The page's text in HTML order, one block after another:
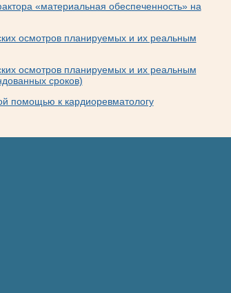
«материальная обеспеченность» на
осмотров планируемых и их реальным
осмотров планируемых и их реальным
сроков)
помощью к кардиоревматологу